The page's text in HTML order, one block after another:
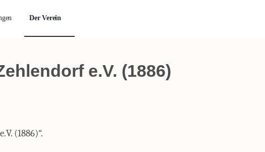
Der Verein
e.V. (1886)
(1886)“.